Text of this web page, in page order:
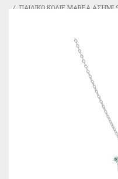
ΠΑΙΔΙΚΌ ΚΟΛΙΈ MAREA ΑΣΉΜΙ